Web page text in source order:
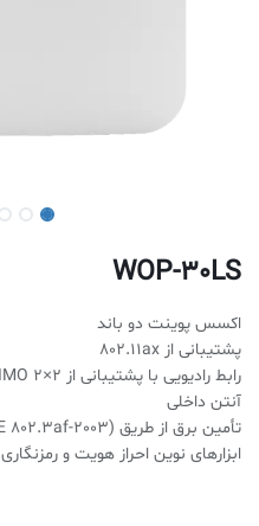
WOP-30LS
اکسس پوینت دو باند
پشتیبانی از 802.11ax
رابط رادیویی با پشتیبانی از MU-MIMO 2×2
آنتن داخلی
تأمین برق از طریق (IEEE 802.3af-2003) PoE
ابزارهای نوین احراز هویت و رمزنگاری